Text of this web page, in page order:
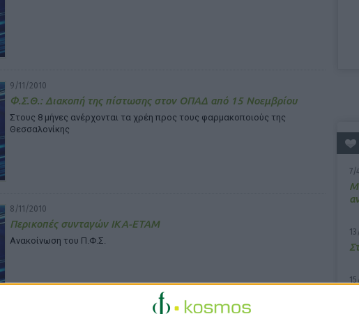
7/
9/11/2010
Φ.Σ.Θ.: Διακοπή της πίστωσης στον ΟΠΑΔ από 15 Νοεμβρίου
Στους 8 μήνες ανέρχονται τα χρέη προς τους φαρμακοποιούς της
Θεσσαλονίκης
8/11/2010
Περικοπές συνταγών ΙΚΑ-ΕΤΑΜ
Ανακοίνωση του Π.Φ.Σ.